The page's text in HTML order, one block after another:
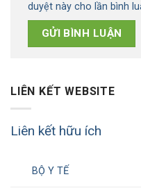
duyệt này cho lần bình
LIÊN KẾT WEBSITE
Liên kết hữu ích
BỘ Y TẾ